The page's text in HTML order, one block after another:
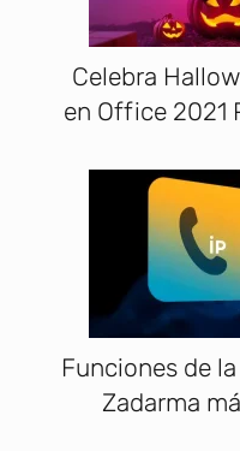
Celebra
en Office 2021
Funciones de
Zadarma